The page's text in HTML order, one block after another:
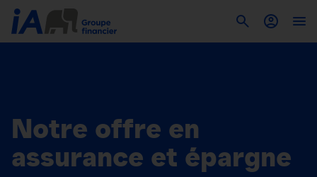
Notre offre en
assurance et épargne